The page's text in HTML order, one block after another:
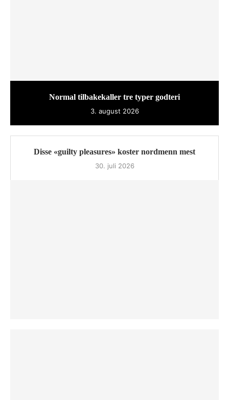
Normal tilbakekaller tre typer godteri
3. august 2026
Disse «guilty pleasures» koster nordmenn mest
30. juli 2026